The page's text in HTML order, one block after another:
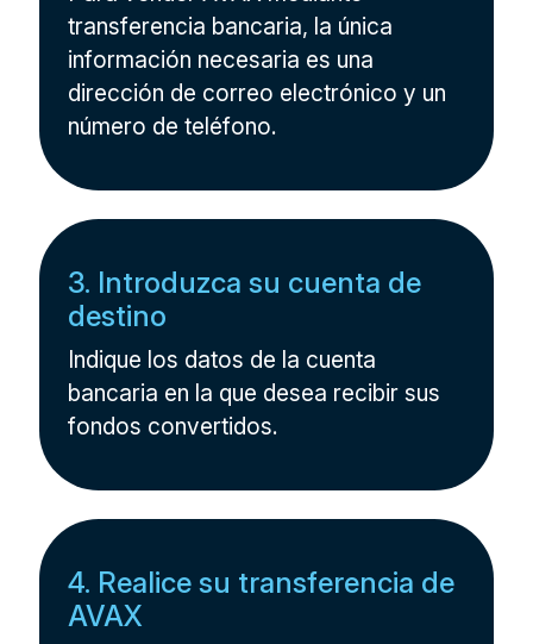
transferencia bancaria, la única
información necesaria es una
dirección de correo electrónico y un
número de teléfono.
3. Introduzca su cuenta de
destino
Indique los datos de la cuenta
bancaria en la que desea recibir sus
fondos convertidos.
4. Realice su transferencia de
AVAX